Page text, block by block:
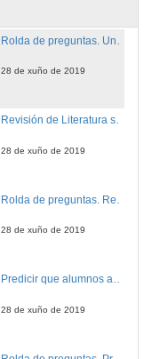
28 de xuño de 2019
Revisión de Literatura sobre o uso de predictores, e sistemas de alerta temperá en escenarios de educación superior
28 de xuño de 2019
28 de xuño de 2019
Predicir que alumnos abandonarán os estudos é cuestión de comprobar os exames que fixeron: o caso dun módulo de estatística online
28 de xuño de 2019